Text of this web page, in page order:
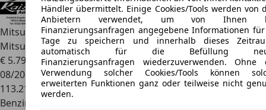
Händler übermittelt. Einige Cookies/Tools werden von
Anbietern verwendet, um von Ihnen
Finanzierungsanfragen angegebene Informationen
Tage zu speichern und innerhalb dieses
automatisch für die Befüllung
Finanzierungsanfragen wiederzuverwenden. Ohne
Verwendung solcher Cookies/Tools können
erweiterten Funktionen ganz oder teilweise nicht
werden.
Mitsubishi LancerEDITION ClearTec-komplett nur
Mitsubishi Scheckheft
€ 5.790
08/2011
113.218 km
Benzin